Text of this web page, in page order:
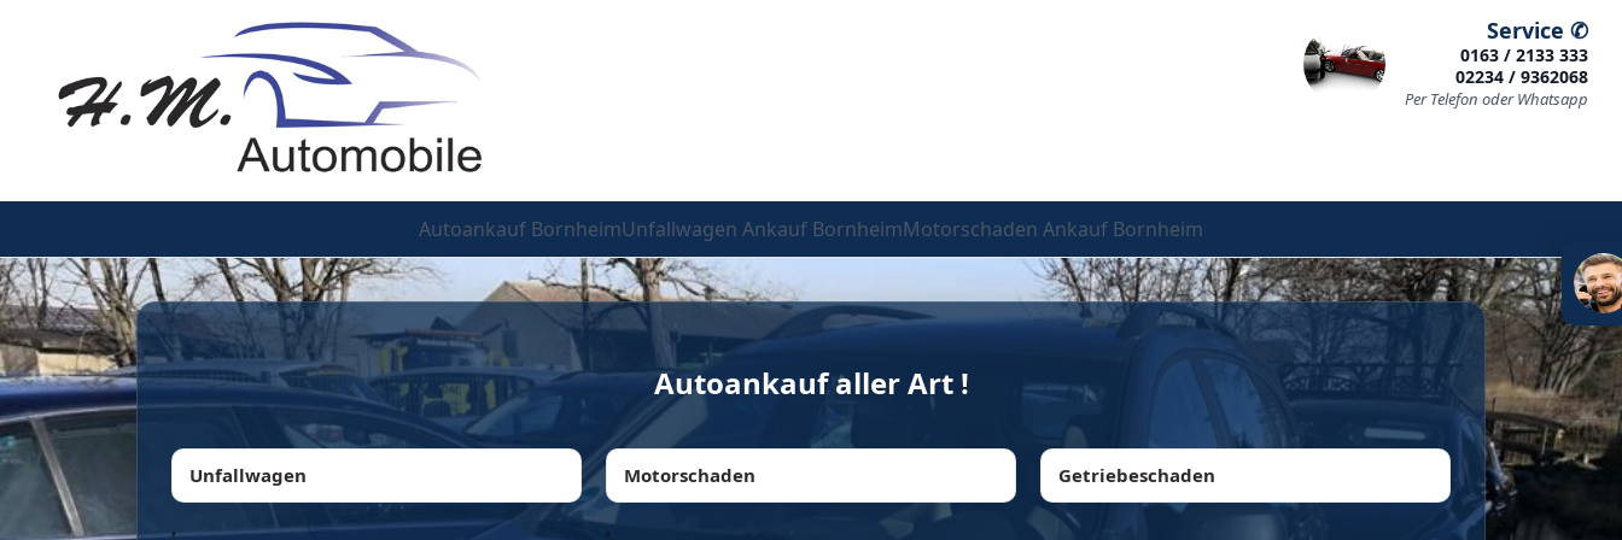
Service ✆
0163 / 2133 333
02234 / 9362068
Per Telefon oder Whatsapp
Autoankauf BornheimUnfallwagen Ankauf BornheimMotorschaden Ankauf Bornheim
Autoankauf aller Art !
Unfallwagen
,
Motorschaden
,
Getriebeschaden